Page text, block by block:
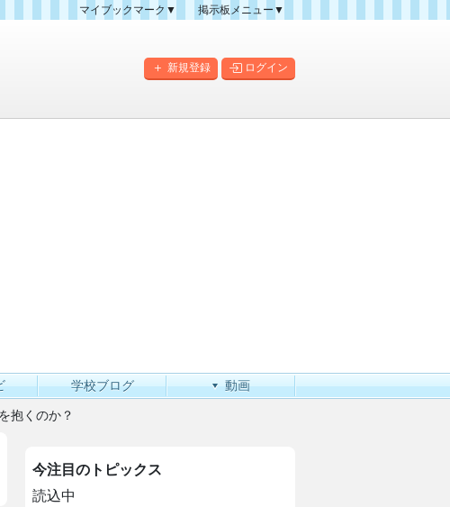
マイブックマーク▼
掲示板メニュー▼
掲示板マップ
新規登録 ログイン
学校ブログ 動画
抱くのか？
今注目のトピックス
読込中